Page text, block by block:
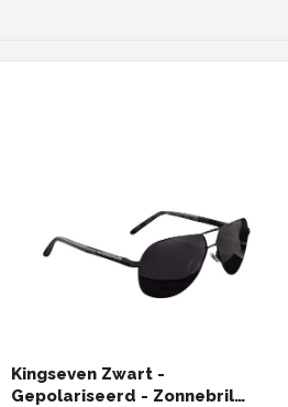
Kingseven Zwart -
Gepolariseerd - Zonnebril